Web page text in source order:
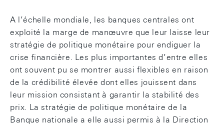
A l’échelle mondiale, les banques centrales ont
exploité la marge de manœuvre que leur laisse leur
stratégie de politique monétaire pour endiguer la
crise financière. Les plus importantes d’entre elles
ont souvent pu se montrer aussi flexibles en raison
de la crédibilité élevée dont elles jouissent dans
leur mission consistant à garantir la stabilité des
prix. La stratégie de politique monétaire de la
Banque nationale a elle aussi permis à la Direction